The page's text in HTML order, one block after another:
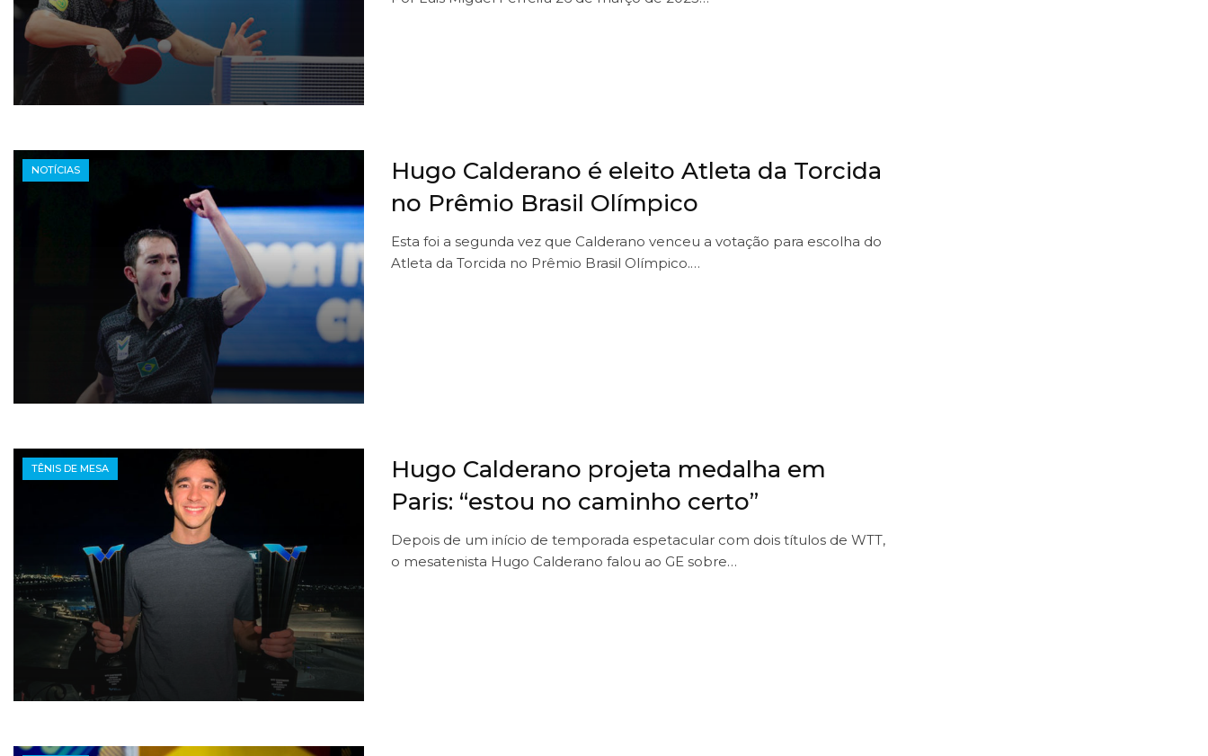
NOTÍCIAS
Hugo Calderano é eleito Atleta da Torcida
no Prêmio Brasil Olímpico
Esta foi a segunda vez que Calderano venceu a votação para escolha do
Atleta da Torcida no Prêmio Brasil Olímpico.…
TÊNIS DE MESA
Hugo Calderano projeta medalha em
Paris: “estou no caminho certo”
Depois de um início de temporada espetacular com dois títulos de WTT,
o mesatenista Hugo Calderano falou ao GE sobre…